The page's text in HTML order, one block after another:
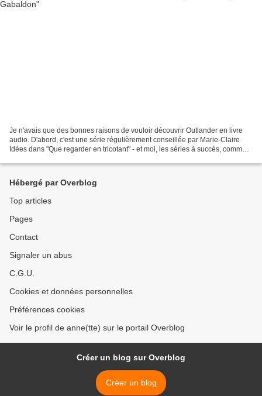
Je n'avais que des bonnes raisons de vouloir découvrir Outlander en livre
audio. D'abord, c'est une série régulièrement conseillée par Marie-Claire
Idées dans "Que regarder en tricotant" - et moi, les séries à succès, comme
Hébergé par Overblog
Top articles
Pages
Contact
Signaler un abus
C.G.U.
Cookies et données personnelles
Préférences cookies
Voir le profil de anne(tte) sur le portail Overblog
Créer un blog sur Overblog
Créer un blog